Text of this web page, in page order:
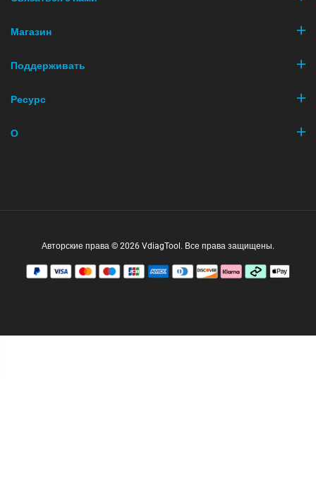
Магазин
Поддерживать
Ресурс
О
Авторские права © 2026 VdiagTool. Все права защищены.